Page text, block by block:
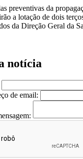
preventivas da
a lotação de dois
da Direção Geral da
notícia
de email: